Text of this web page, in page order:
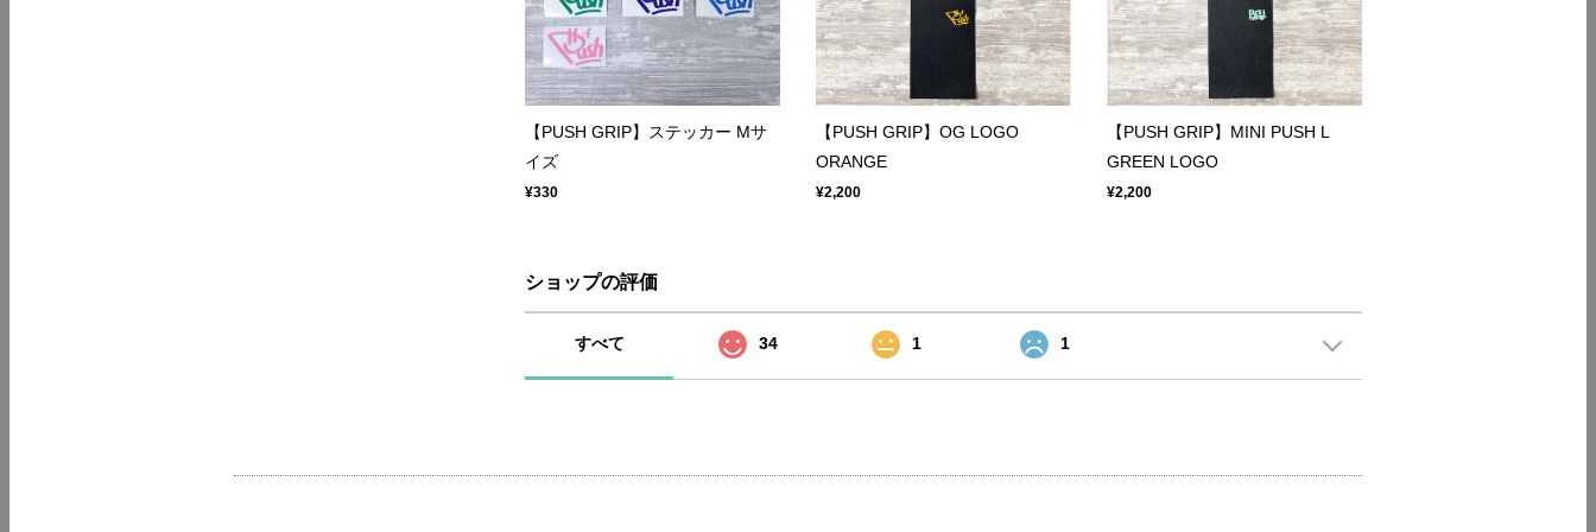
【PUSH GRIP】ステッカー Mサ
イズ
¥330
【PUSH GRIP】OG LOGO
ORANGE
¥2,200
【PUSH GRIP】MINI PUSH L
GREEN LOGO
¥2,200
ショップの評価
すべて 34 1 1